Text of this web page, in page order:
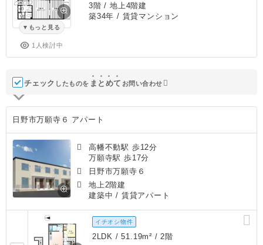
もっと見る
1人検討中
3階 / 地上4階建
築34年 / 賃貸マンション
チェック したものを ま と めて お問い合わせ
日野市万願寺６ アパート
高幡不動駅 歩12分
万願寺駅 歩17分
日野市万願寺６
地上2階建
建築中 / 賃貸アパート
イチオシ物件
2LDK / 51.19m² / 2階